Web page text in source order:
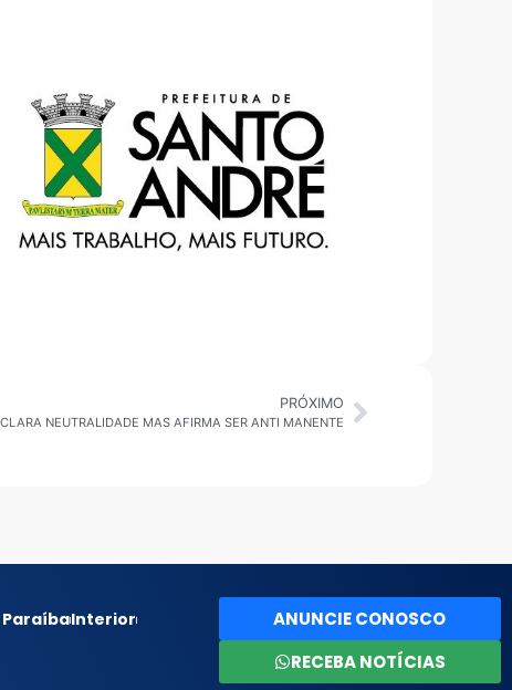
PRÓXIMO
NEUTRALIDADE MAS AFIRMA SER ANTI MANENTE
Interior
ANUNCIE CONOSCO
RECEBA NOTÍCIAS